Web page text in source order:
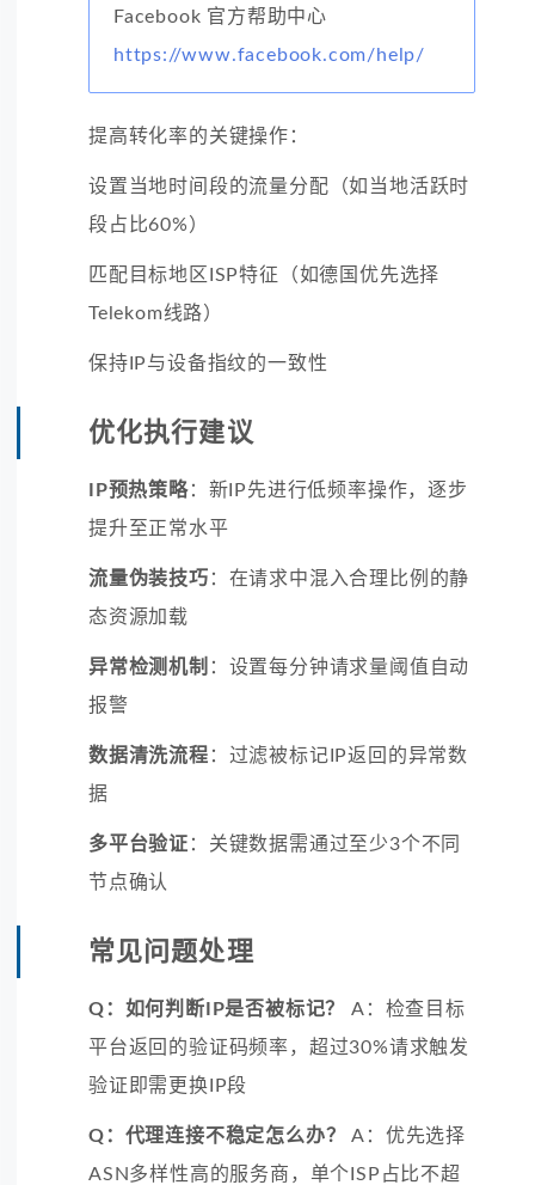
Facebook 官方帮助中心
https://www.facebook.com/help/
提高转化率的关键操作：
设置当地时间段的流量分配（如当地活跃时
段占比60%）
匹配目标地区ISP特征（如德国优先选择
Telekom线路）
保持IP与设备指纹的一致性
优化执行建议
IP预热策略：新IP先进行低频率操作，逐步
提升至正常水平
流量伪装技巧 ：在请求中混入合理比例的静
态资源加载
异常检测机制 ：设置每分钟请求量阈值自动
报警
数据清洗流程 ：过滤被标记IP返回的异常数
据
多平台验证 ：关键数据需通过至少3个不同
节点确认
常见问题处理
Q：如何判断IP是否被标记？
A：检查目标
平台返回的验证码频率，超过30%请求触发
验证即需更换IP段
Q：代理连接不稳定怎么办？
A：优先选择
ASN多样性高的服务商，单个ISP占比不超